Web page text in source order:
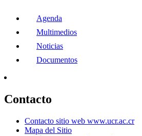
Agenda
Multimedios
Noticias
Documentos
Contacto
Contacto sitio web www.ucr.ac.cr
Mapa del Sitio